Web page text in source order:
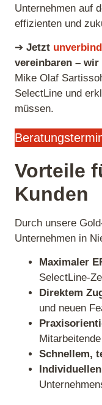
Unternehmen auf
effizienten und
➔ Jetzt
vereinbaren –
Mike Olaf
SelectLine und
müssen.
Vorteile
Kunden
Durch unsere
Unternehmen in
Maximaler
Direktem
und neuen
Mitarbeitende
Schnellem,